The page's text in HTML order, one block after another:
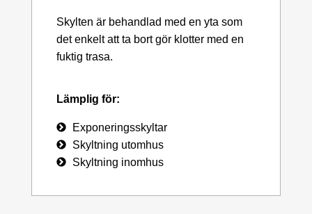
Skylten är behandlad med en yta som
det enkelt att ta bort gör klotter med en
fuktig trasa.
Lämplig för:
Exponeringsskyltar
Skyltning utomhus
Skyltning inomhus